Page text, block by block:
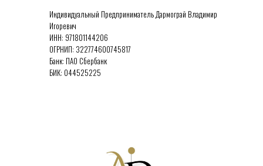
Индивидуальный Предприниматель Дармограй Владимир
Игоревич
ИНН: 971801144206
ОГРНИП: 322774600745817
Банк: ПАО Сбербанк
БИК: 044525225